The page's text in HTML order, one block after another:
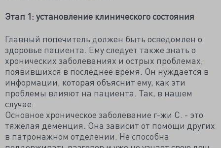
Этап 1: установление клинического состояния
Главный попечитель должен быть осведомлен о
здоровье пациента. Ему следует также знать о
хронических заболеваниях и острых проблемах,
появившихся в последнее время. Он нуждается в
информации, которая объяснит ему, как эти
проблемы влияют на пациента. Так, в нашем
случае:
Основное хроническое заболевание г-жи С. - это
тяжелая деменция. Она зависит от помощи других
в патронажном отделении. Не способна